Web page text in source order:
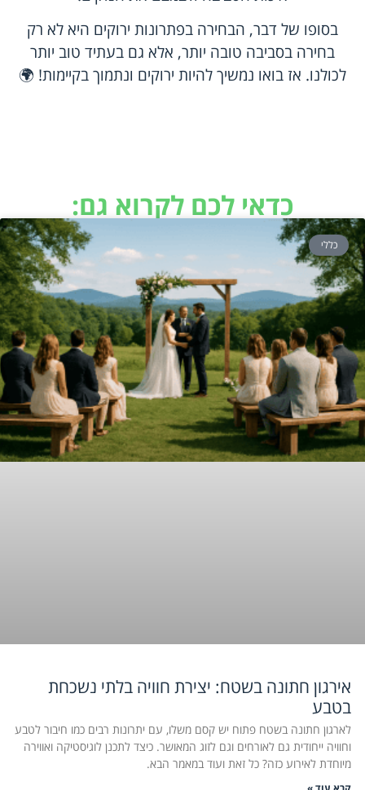
בסופו של דבר, הבחירה בפתרונות ירוקים היא לא רק
בחירה בסביבה טובה יותר, אלא גם בעתיד טוב יותר
לכולנו. אז בואו נמשיך להיות ירוקים ונתמוך בקיימות! 🌍
כדאי לכם לקרוא גם:
כללי
אירגון חתונה בשטח: יצירת חוויה בלתי נשכחת
בטבע
לארגון חתונה בשטח פתוח יש קסם משלו, עם יתרונות רבים כמו חיבור לטבע
וחוויה ייחודית גם לאורחים וגם לזוג המאושר. כיצד לתכנן לוגיסטיקה ואווירה
מיוחדת לאירוע כזה? כל זאת ועוד במאמר הבא.